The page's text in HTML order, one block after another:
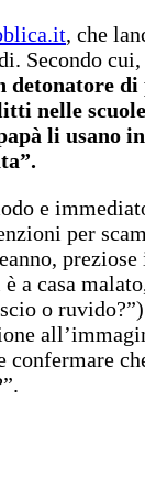
, che
Secondo
detonatore
nelle
li usano
e
per
a casa
o
confermare